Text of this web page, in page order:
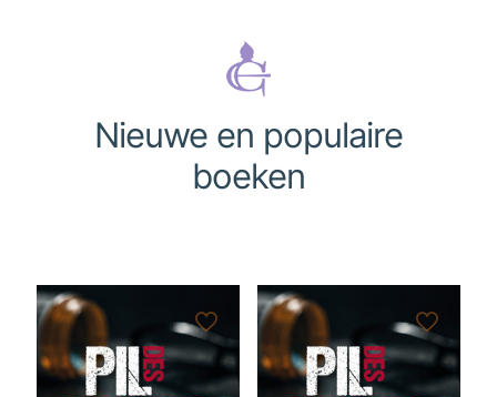
Nieuwe en populaire
boeken